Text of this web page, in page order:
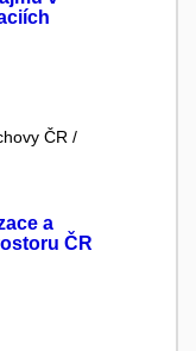
ČR /
a
ČR